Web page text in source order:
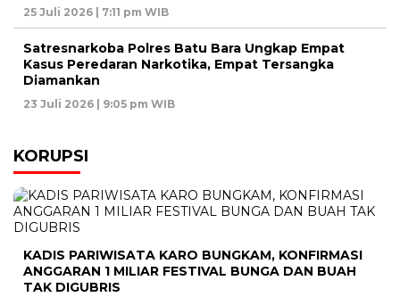
25 Juli 2026 | 7:11 pm WIB
Satresnarkoba Polres Batu Bara Ungkap Empat
Kasus Peredaran Narkotika, Empat Tersangka
Diamankan
23 Juli 2026 | 9:05 pm WIB
KORUPSI
KADIS PARIWISATA KARO BUNGKAM, KONFIRMASI
ANGGARAN 1 MILIAR FESTIVAL BUNGA DAN BUAH
TAK DIGUBRIS